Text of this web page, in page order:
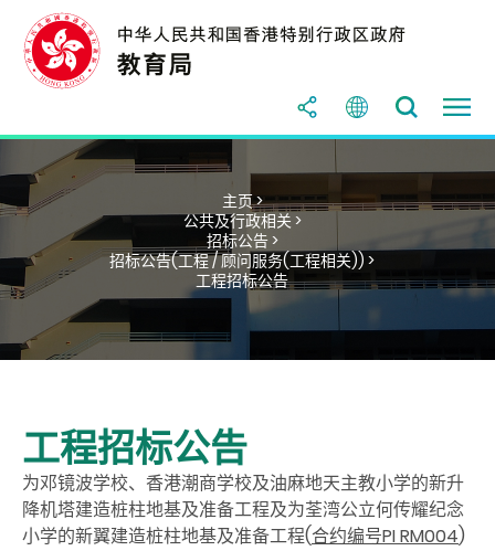
主页 >
公共及行政相关 >
招标公告 >
招标公告(工程 / 顾问服务(工程相关)) >
工程招标公告
工程招标公告
为邓镜波学校、香港潮商学校及油麻地天主教小学的新升
降机塔建造桩柱地基及准备工程及为荃湾公立何传耀纪念
小学的新翼建造桩柱地基及准备工程(合约编号PI RM004)